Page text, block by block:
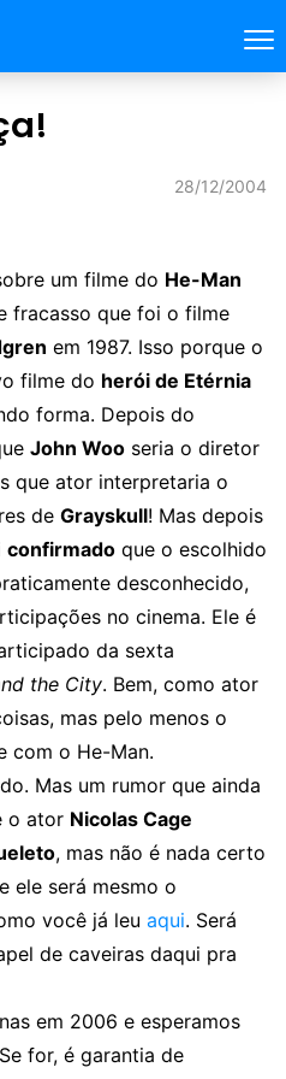
28/12/2004
um filme do He-Man
fracasso que foi o filme
em 1987. Isso porque o
filme do herói de Etérnia
forma. Depois do
John Woo seria o diretor
que ator interpretaria o
de Grayskull! Mas depois
confirmado que o escolhido
desconhecido,
no cinema. Ele é
da sexta
the City. Bem, como ator
mas pelo menos o
com o He-Man.
Mas um rumor que ainda
o ator Nicolas Cage
, mas não é nada certo
ele será mesmo o
você já leu aqui. Será
de caveiras daqui pra
em 2006 e esperamos
for, é garantia de